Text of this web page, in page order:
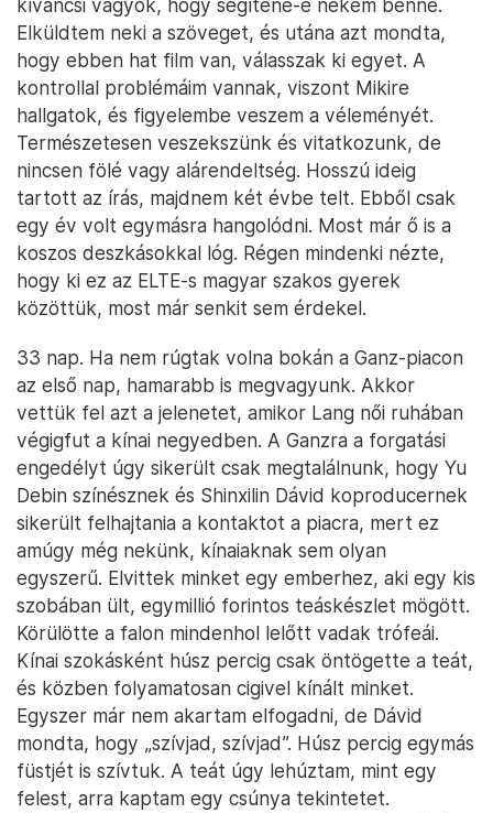
kíváncsi vagyok, hogy segítene-e nekem benne.
Elküldtem neki a szöveget, és utána azt mondta,
hogy ebben hat film van, válasszak ki egyet. A
kontrollal problémáim vannak, viszont Mikire
hallgatok, és figyelembe veszem a véleményét.
Természetesen veszekszünk és vitatkozunk, de
nincsen fölé vagy alárendeltség. Hosszú ideig
tartott az írás, majdnem két évbe telt. Ebből csak
egy év volt egymásra hangolódni. Most már ő is a
koszos deszkásokkal lóg. Régen mindenki nézte,
hogy ki ez az ELTE-s magyar szakos gyerek
közöttük, most már senkit sem érdekel.
33 nap. Ha nem rúgtak volna bokán a Ganz-piacon
az első nap, hamarabb is megvagyunk. Akkor
vettük fel azt a jelenetet, amikor Lang női ruhában
végigfut a kínai negyedben. A Ganzra a forgatási
engedélyt úgy sikerült csak megtalálnunk, hogy Yu
Debin színésznek és Shinxilin Dávid koproducernek
sikerült felhajtania a kontaktot a piacra, mert ez
amúgy még nekünk, kínaiaknak sem olyan
egyszerű. Elvittek minket egy emberhez, aki egy kis
szobában ült, egymillió forintos teáskészlet mögött.
Körülötte a falon mindenhol lelőtt vadak trófeái.
Kínai szokásként húsz percig csak öntögette a teát,
és közben folyamatosan cigivel kínált minket.
Egyszer már nem akartam elfogadni, de Dávid
mondta, hogy „szívjad, szívjad”. Húsz percig egymás
füstjét is szívtuk. A teát úgy lehúztam, mint egy
felest, arra kaptam egy csúnya tekintetet.